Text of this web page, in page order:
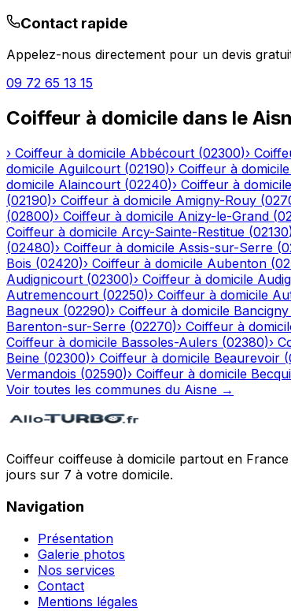
Contact rapide
Appelez-nous directement pour un devis
09 72 65 13 15
Coiffeur à domicile dans le
› Coiffeur à domicile Abbécourt (02300)›
domicile Aguilcourt (02190)› Coiffeur à domicile
domicile Alaincourt (02240)› Coiffeur à domicile
(02190)› Coiffeur à domicile Amigny-Rouy (
(02800)› Coiffeur à domicile Anizy-le-Grand (
Coiffeur à domicile Arcy-Sainte-Restitue (02130
(02480)› Coiffeur à domicile Assis-sur-Serre (
Bois (02420)› Coiffeur à domicile Aubenton (
Audignicourt (02300)› Coiffeur à domicile
Autremencourt (02250)› Coiffeur à domicile
Bagneux (02290)› Coiffeur à domicile Bancigny
Barenton-sur-Serre (02270)› Coiffeur à
Coiffeur à domicile Bassoles-Aulers (02380)›
Beine (02300)› Coiffeur à domicile Beaurevoir (
Vermandois (02590)› Coiffeur à domicile
Voir toutes les communes du Aisne →
Coiffeur coiffeuse à domicile partout en
jours sur 7 à votre domicile.
Navigation
Présentation
Galerie photos
Nos services
Contact
Mentions légales